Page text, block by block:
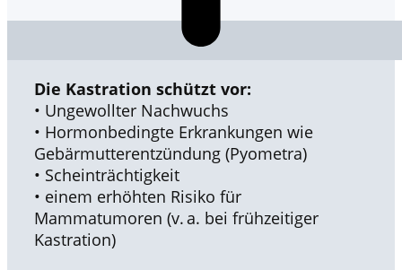
Die Kastration schützt vor:
• Ungewollter Nachwuchs
• Hormonbedingte Erkrankungen wie
Gebärmutterentzündung (Pyometra)
• Scheinträchtigkeit
• einem erhöhten Risiko für
Mammatumoren (v. a. bei frühzeitiger
Kastration)